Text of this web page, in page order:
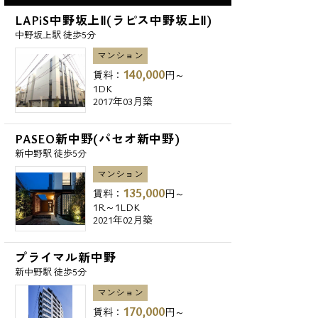
LAPiS中野坂上Ⅱ(ラピス中野坂上Ⅱ)
中野坂上駅 徒歩5分
マンション
賃料： 140,000円～
1DK
2017年03月築
PASEO新中野(パセオ新中野)
新中野駅 徒歩5分
マンション
賃料： 135,000円～
1R～1LDK
2021年02月築
プライマル新中野
新中野駅 徒歩5分
マンション
賃料： 170,000円～